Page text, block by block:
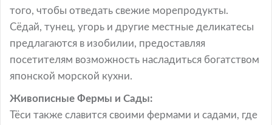
того, чтобы отведать свежие морепродукты.
Сёдай, тунец, угорь и другие местные деликатесы
предлагаются в изобилии, предоставляя
посетителям возможность насладиться богатством
японской морской кухни.
Живописные Фермы и Сады:
Тёси также славится своими фермами и садами, где